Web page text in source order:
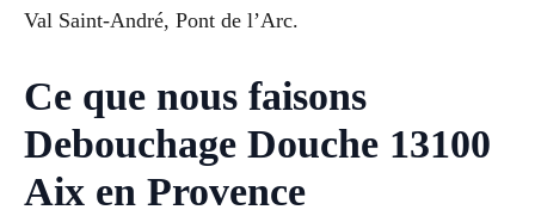
Val Saint-André, Pont de l’Arc.
Ce que nous faisons
Debouchage Douche 13100
Aix en Provence